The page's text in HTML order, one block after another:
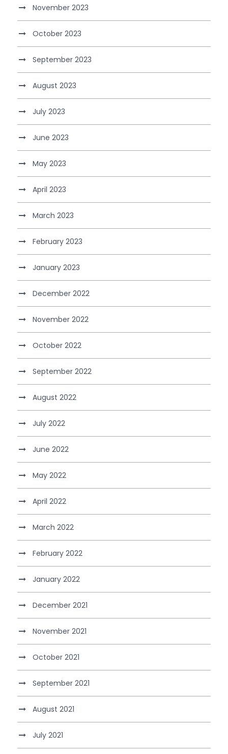
November 2023
October 2023
September 2023
August 2023
July 2023
June 2023
May 2023
April 2023
March 2023
February 2023
January 2023
December 2022
November 2022
October 2022
September 2022
August 2022
July 2022
June 2022
May 2022
April 2022
March 2022
February 2022
January 2022
December 2021
November 2021
October 2021
September 2021
August 2021
July 2021